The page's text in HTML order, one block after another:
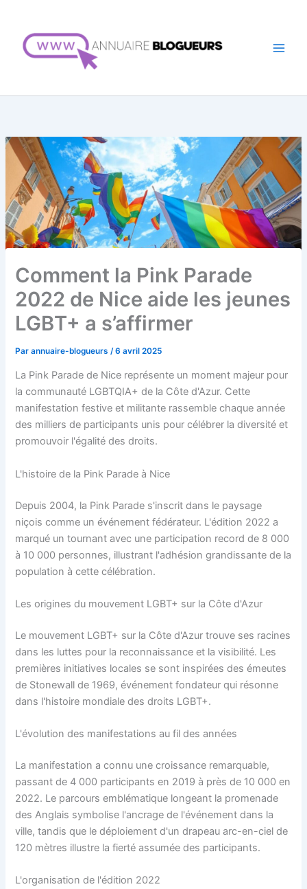
contenu
Comment la Pink Parade
2022 de Nice aide les jeunes
LGBT+ a s’affirmer
Parannuaire-blogueurs/6 avril 2025
La Pink Parade de Nice représente un moment majeur pour
la communauté LGBTQIA+ de la Côte d'Azur. Cette
manifestation festive et militante rassemble chaque année
des milliers de participants unis pour célébrer la diversité et
promouvoir l'égalité des droits.
L'histoire de la Pink Parade à Nice
Depuis 2004, la Pink Parade s'inscrit dans le paysage
niçois comme un événement fédérateur. L'édition 2022 a
marqué un tournant avec une participation record de 8 000
à 10 000 personnes, illustrant l'adhésion grandissante de la
population à cette célébration.
Les origines du mouvement LGBT+ sur la Côte d'Azur
Le mouvement LGBT+ sur la Côte d'Azur trouve ses racines
dans les luttes pour la reconnaissance et la visibilité. Les
premières initiatives locales se sont inspirées des émeutes
de Stonewall de 1969, événement fondateur qui résonne
dans l'histoire mondiale des droits LGBT+.
L'évolution des manifestations au fil des années
La manifestation a connu une croissance remarquable,
passant de 4 000 participants en 2019 à près de 10 000 en
2022. Le parcours emblématique longeant la promenade
des Anglais symbolise l'ancrage de l'événement dans la
ville, tandis que le déploiement d'un drapeau arc-en-ciel de
120 mètres illustre la fierté assumée des participants.
L'organisation de l'édition 2022